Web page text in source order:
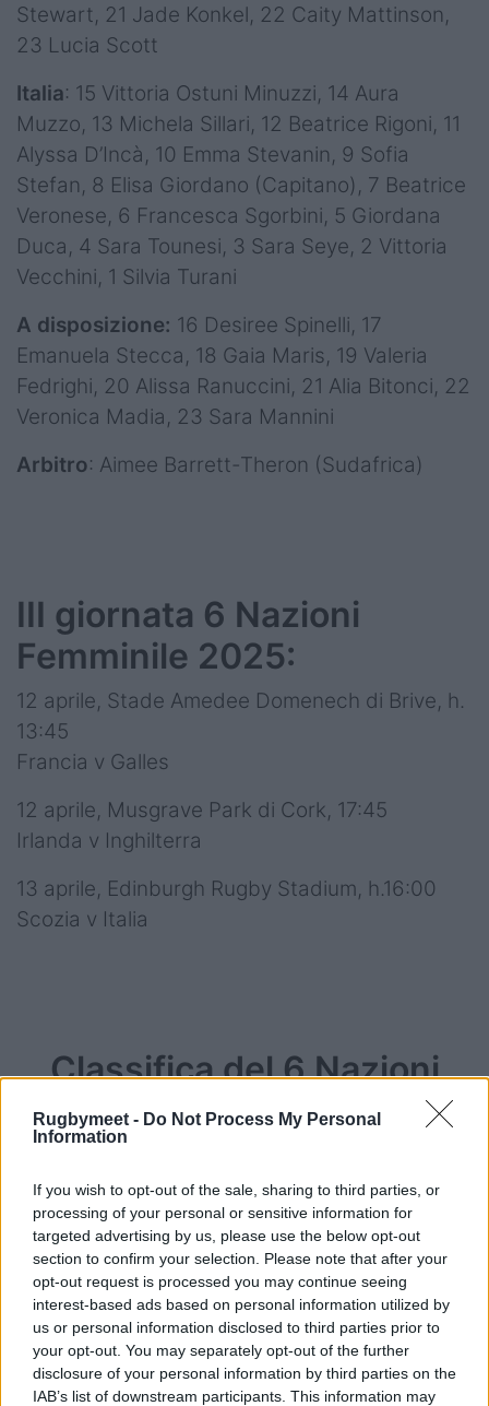
Rugbymeet - Do Not Process My Personal
Information
If you wish to opt-out of the sale, sharing to third parties, or
processing of your personal or sensitive information for
targeted advertising by us, please use the below opt-out
section to confirm your selection. Please note that after your
opt-out request is processed you may continue seeing
interest-based ads based on personal information utilized by
us or personal information disclosed to third parties prior to
your opt-out. You may separately opt-out of the further
disclosure of your personal information by third parties on the
IAB’s list of downstream participants. This information may
Stewart, 21 Jade Konkel, 22 Caity Mattinson,
23 Lucia Scott
Italia: 15 Vittoria Ostuni Minuzzi, 14 Aura
Muzzo, 13 Michela Sillari, 12 Beatrice Rigoni, 11
Alyssa D’Incà, 10 Emma Stevanin, 9 Sofia
Stefan, 8 Elisa Giordano (Capitano), 7 Beatrice
Veronese, 6 Francesca Sgorbini, 5 Giordana
Duca, 4 Sara Tounesi, 3 Sara Seye, 2 Vittoria
Vecchini, 1 Silvia Turani
A disposizione: 16 Desiree Spinelli, 17
Emanuela Stecca, 18 Gaia Maris, 19 Valeria
Fedrighi, 20 Alissa Ranuccini, 21 Alia Bitonci, 22
Veronica Madia, 23 Sara Mannini
Arbitro: Aimee Barrett-Theron (Sudafrica)
III giornata 6 Nazioni
Femminile 2025:
12 aprile, Stade Amedee Domenech di Brive, h.
13:45
Francia v Galles
12 aprile, Musgrave Park di Cork, 17:45
Irlanda v Inghilterra
13 aprile, Edinburgh Rugby Stadium, h.16:00
Scozia v Italia
Classifica del 6 Nazioni
Femminile 2025
Francia 9
Irlanda 5
Scozia 4
Galles 1
Italia 0